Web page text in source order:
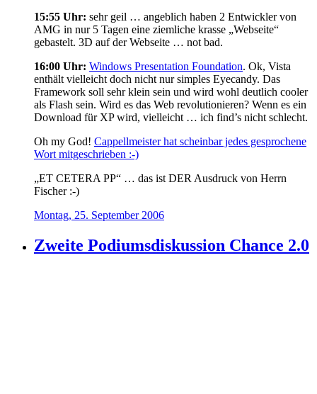
15:55 Uhr: sehr geil … angeblich haben 2 Entwickler von
AMG in nur 5 Tagen eine ziemliche krasse „Webseite“
gebastelt. 3D auf der Webseite … not bad.
16:00 Uhr: Windows Presentation Foundation. Ok, Vista
enthält vielleicht doch nicht nur simples Eyecandy. Das
Framework soll sehr klein sein und wird wohl deutlich cooler
als Flash sein. Wird es das Web revolutionieren? Wenn es ein
Download für XP wird, vielleicht … ich find’s nicht schlecht.
Oh my God! Cappellmeister hat scheinbar jedes gesprochene
Wort mitgeschrieben :-)
„ET CETERA PP“ … das ist DER Ausdruck von Herrn
Fischer :-)
Montag, 25. September 2006
Zweite Podiumsdiskussion Chance 2.0